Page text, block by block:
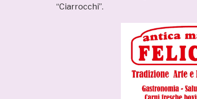
“Ciarrocchi”.